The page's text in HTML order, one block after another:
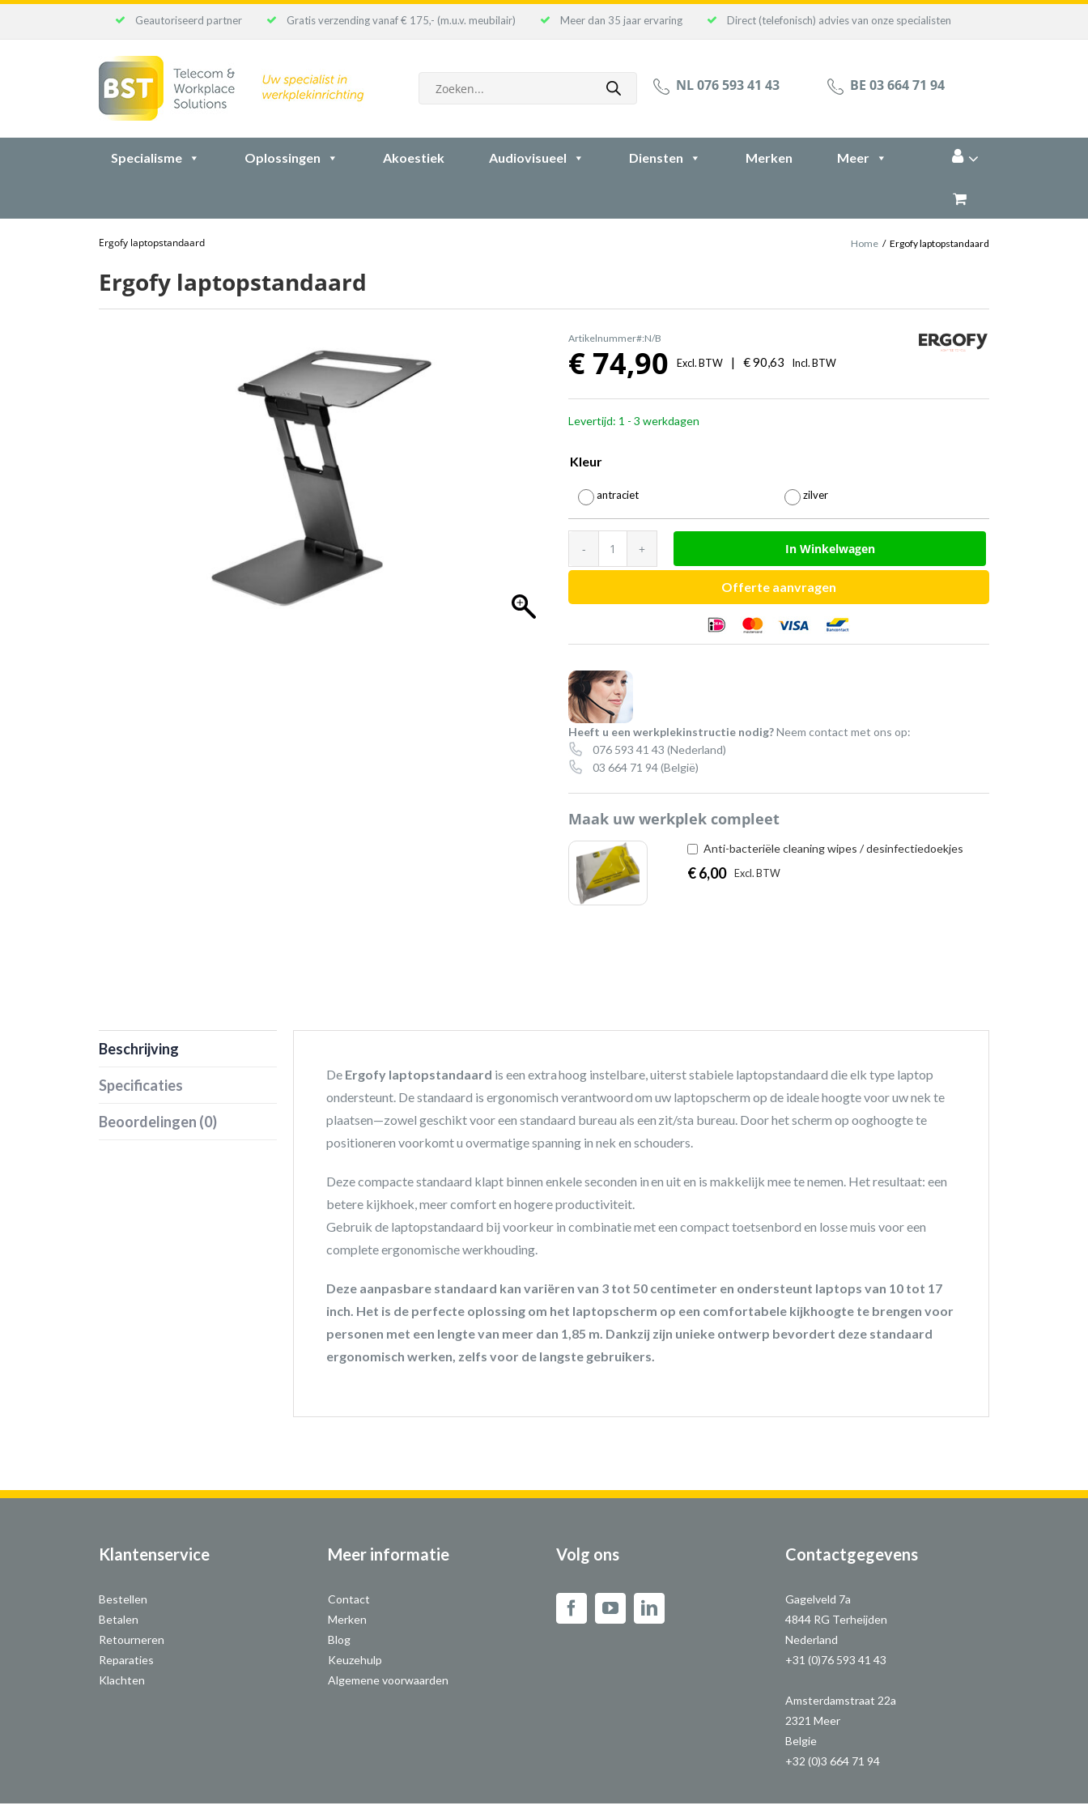
Geautoriseerd partner Gratis verzending vanaf € 175,- (m.u.v. meubilair) Meer dan 35 jaar ervaring Direct (telefonisch) advies van onze specialisten
zoeken NL 076 593 41 43 BE 03 664 71 94
Specialisme Oplossingen Akoestiek Audiovisueel Diensten Merken Meer
Ergofy laptopstandaard Home / Ergofy laptopstandaard
Ergofy laptopstandaard
Artikelnummer#:N/B
€ 74,90 Excl. BTW | €90,63 Incl. BTW
Levertijd: 1 - 3 werkdagen
Kleur
antraciet zilver
Maak uw werkplek compleet
Anti-bacteriële cleaning wipes / desinfectiedoekjes
€6,00 Excl. BTW
Ergofy
laptopstandaard
In Winkelwagen
Offerte aanvragen
Heeft u een werkplekinstructie nodig?Neem contact met ons op:
076 593 41 43 (Nederland)
03 664 71 94(België)
Beschrijving
Specificaties
Beoordelingen (0)
De Ergofy laptopstandaard is een extra hoog instelbare, uiterst stabiele laptopstandaard die elk type laptop
ondersteunt. De standaard is ergonomisch verantwoord om uw laptopscherm op de ideale hoogte voor uw nek te
plaatsen—zowel geschikt voor een standaard bureau als een zit/sta bureau. Door het scherm op ooghoogte te
positioneren voorkomt u overmatige spanning in nek en schouders.
Deze compacte standaard klapt binnen enkele seconden in en uit en is makkelijk mee te nemen. Het resultaat: een
betere kijkhoek, meer comfort en hogere productiviteit.
Gebruik de laptopstandaard bij voorkeur in combinatie met een compact toetsenbord en losse muis voor een
complete ergonomische werkhouding.
Deze aanpasbare standaard kan variëren van 3 tot 50 centimeter en ondersteunt laptops van 10 tot 17
inch. Het is de perfecte oplossing om het laptopscherm op een comfortabele kijkhoogte te brengen voor
personen met een lengte van meer dan 1,85 m. Dankzij zijn unieke ontwerp bevordert deze standaard
ergonomisch werken, zelfs voor de langste gebruikers.
Klantenservice
Bestellen
Betalen
Retourneren
Reparaties
Klachten
Meer informatie
Contact
Merken
Blog
Keuzehulp
Algemene voorwaarden
Volg ons Contactgegevens
Gagelveld 7a
4844 RG Terheijden
Nederland
+31 (0)76 593 41 43
Amsterdamstraat 22a
2321 Meer
Belgie
+32 (0)3 664 71 94